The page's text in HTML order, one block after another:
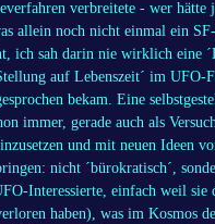
verbreitete - wer
allein noch nicht einmal ein
ich sah darin nie wirklich eine
auf Lebenszeit´ im UFO-
bekam. Eine
immer, gerade auch als
und mit neuen Ideen
nicht ´bürokratisch´,
Interessierte, einfach weil
haben), was im Kosmos